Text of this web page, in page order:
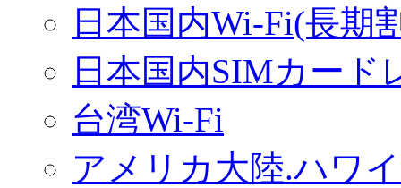
日本国内Wi-Fi(長期
日本国内SIMカード
台湾Wi-Fi
アメリカ大陸.ハワ